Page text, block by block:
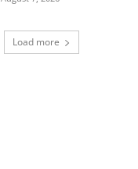
Load more